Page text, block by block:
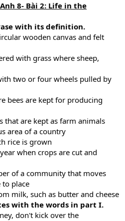
8- Bài 2: Life in the
with its definition.
wooden canvas and felt
with grass where sheep,
two or four wheels pulled by
bees are kept for producing
that are kept as farm animals
area of a country
rice is grown
when crops are cut and
of a community that moves
place
milk, such as butter and cheese
with the words in part I.
don't kick over the